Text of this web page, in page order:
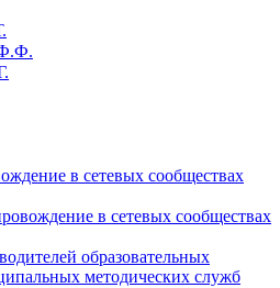
в сетевых сообществах
в сетевых сообществах
образовательных
методических служб